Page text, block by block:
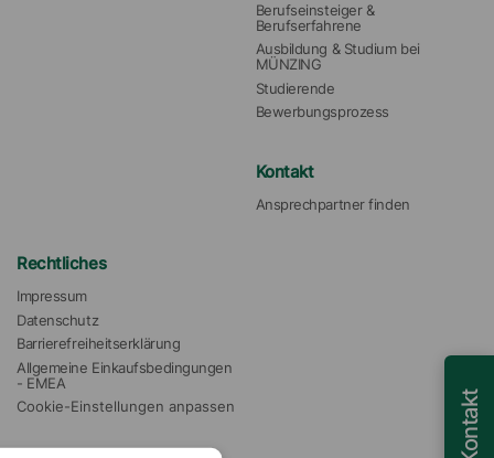
Berufseinsteiger &
Berufserfahrene
Ausbildung & Studium bei
MÜNZING
Studierende
Bewerbungsprozess
Kontakt
Ansprechpartner finden
Rechtliches
Impressum
Datenschutz
Barrierefreiheitserklärung
Allgemeine Einkaufsbedingungen
- EMEA
Cookie-Einstellungen anpassen
Kontakt